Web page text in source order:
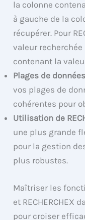
la colonne
à gauche de la
récupérer. Pour
valeur
contenant la
Plages de
vos plages de
cohérentes pour
Utilisation de
une plus grande
pour la gestion
plus robustes.
Maîtriser les
et RECHERCHEX
pour croiser